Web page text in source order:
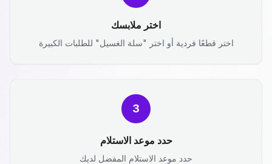
اختر ملابسك
اختر قطعًا فردية أو اختر "سلة الغسيل" للطلبات الكبيرة
3
حدد موعد الاستلام
حدد موعد الاستلام المفضل لديك